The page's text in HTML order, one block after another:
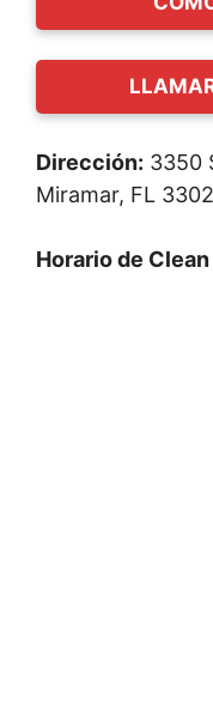
Dirección: 3350
Miramar, FL
Horario de